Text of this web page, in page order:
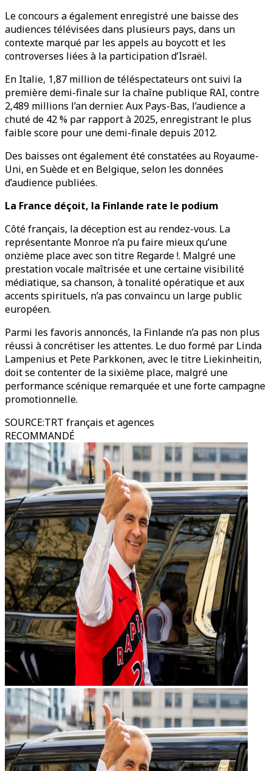
Le concours a également enregistré une baisse des
audiences télévisées dans plusieurs pays, dans un
contexte marqué par les appels au boycott et les
controverses liées à la participation d’Israël.
En Italie, 1,87 million de téléspectateurs ont suivi la
première demi-finale sur la chaîne publique RAI, contre
2,489 millions l’an dernier. Aux Pays-Bas, l’audience a
chuté de 42 % par rapport à 2025, enregistrant le plus
faible score pour une demi-finale depuis 2012.
Des baisses ont également été constatées au Royaume-
Uni, en Suède et en Belgique, selon les données
d’audience publiées.
La France déçoit, la Finlande rate le podium
Côté français, la déception est au rendez-vous. La
représentante Monroe n’a pu faire mieux qu’une
onzième place avec son titre Regarde !. Malgré une
prestation vocale maîtrisée et une certaine visibilité
médiatique, sa chanson, à tonalité opératique et aux
accents spirituels, n’a pas convaincu un large public
européen.
Parmi les favoris annoncés, la Finlande n’a pas non plus
réussi à concrétiser les attentes. Le duo formé par Linda
Lampenius et Pete Parkkonen, avec le titre Liekinheitin,
doit se contenter de la sixième place, malgré une
performance scénique remarquée et une forte campagne
promotionnelle.
SOURCE:TRT français et agences
RECOMMANDÉ